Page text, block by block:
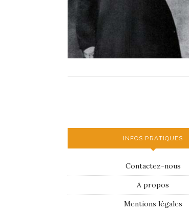
INFOS PRATIQUES
Contactez-nous
A propos
Mentions légales